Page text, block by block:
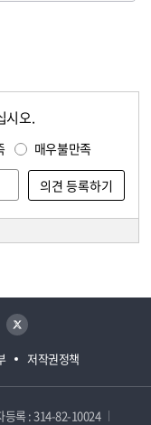
시오.
매우불만족
저작권정책
트위터
등록 : 314-82-10024